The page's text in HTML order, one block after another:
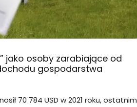
jako osoby zarabiające od
gospodarstwa
70 784 USD w 2021 roku, ostatnim